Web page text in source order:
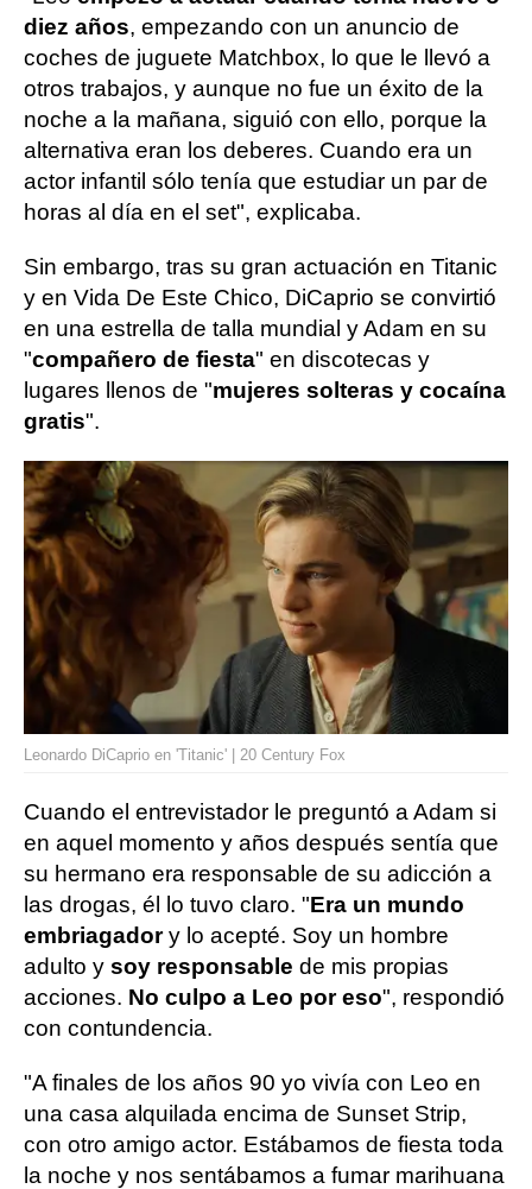
diez años, empezando con un anuncio de
coches de juguete Matchbox, lo que le llevó a
otros trabajos, y aunque no fue un éxito de la
noche a la mañana, siguió con ello, porque la
alternativa eran los deberes. Cuando era un
actor infantil sólo tenía que estudiar un par de
horas al día en el set", explicaba.
Sin embargo, tras su gran actuación en Titanic
y en Vida De Este Chico, DiCaprio se convirtió
en una estrella de talla mundial y Adam en su
"compañero de fiesta" en discotecas y
lugares llenos de "mujeres solteras y cocaína
gratis".
Leonardo DiCaprio en 'Titanic' | 20 Century Fox
Cuando el entrevistador le preguntó a Adam si
en aquel momento y años después sentía que
su hermano era responsable de su adicción a
las drogas, él lo tuvo claro. "Era un mundo
embriagadory lo acepté. Soy un hombre
adulto y soy responsable de mis propias
acciones. No culpo a Leo por eso", respondió
con contundencia.
"A finales de los años 90 yo vivía con Leo en
una casa alquilada encima de Sunset Strip,
con otro amigo actor. Estábamos de fiesta toda
la noche y nos sentábamos a fumar marihuana